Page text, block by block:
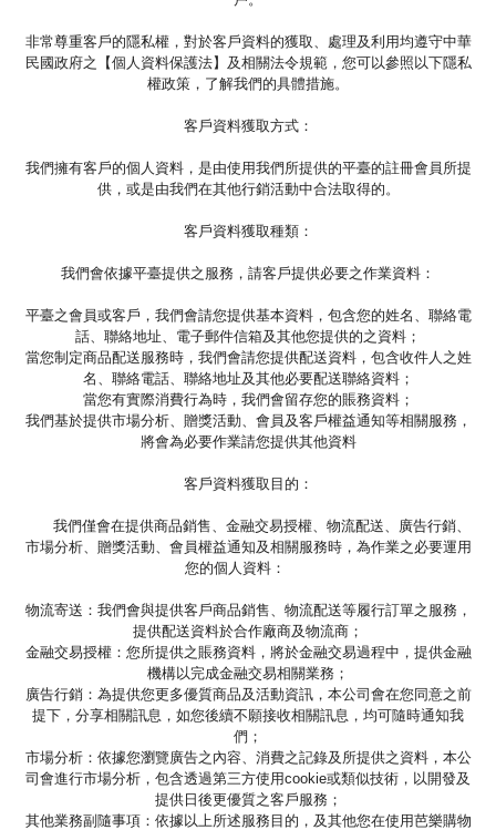
非常尊重客戶的隱私權，對於客戶資料的獲取、處理及利用均遵守中華
民國政府之【個人資料保護法】及相關法令規範，您可以參照以下隱私
權政策，了解我們的具體措施。
客戶資料獲取方式：
我們擁有客戶的個人資料，是由使用我們所提供的平臺的註冊會員所提
供，或是由我們在其他行銷活動中合法取得的。
客戶資料獲取種類：
我們會依據平臺提供之服務，請客戶提供必要之作業資料：
平臺之會員或客戶，我們會請您提供基本資料，包含您的姓名、聯絡電
話、聯絡地址、電子郵件信箱及其他您提供的之資料；
當您制定商品配送服務時，我們會請您提供配送資料，包含收件人之姓
名、聯絡電話、聯絡地址及其他必要配送聯絡資料；
當您有實際消費行為時，我們會留存您的賬務資料；
我們基於提供市場分析、贈獎活動、會員及客戶權益通知等相關服務，
將會為必要作業請您提供其他資料
客戶資料獲取目的：
我們僅會在提供商品銷售、金融交易授權、物流配送、廣告行銷、
市場分析、贈獎活動、會員權益通知及相關服務時，為作業之必要運用
您的個人資料：
物流寄送：我們會與提供客戶商品銷售、物流配送等履行訂單之服務，
提供配送資料於合作廠商及物流商；
金融交易授權：您所提供之賬務資料，將於金融交易過程中，提供金融
機構以完成金融交易相關業務；
廣告行銷：為提供您更多優質商品及活動資訊，本公司會在您同意之前
提下，分享相關訊息，如您後續不願接收相關訊息，均可隨時通知我
們；
市場分析：依據您瀏覽廣告之內容、消費之記錄及所提供之資料，本公
司會進行市場分析，包含透過第三方使用cookie或類似技術，以開發及
提供日後更優質之客戶服務；
其他業務副隨事項：依據以上所述服務目的，及其他您在使用芭樂購物